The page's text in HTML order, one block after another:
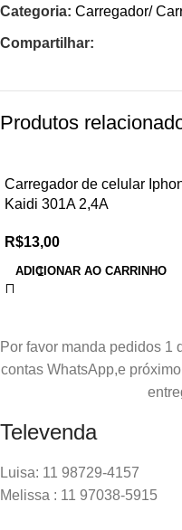
Categoria: Carregador/
Compartilhar:
Produtos
Carregador de celular
Kaidi 301A 2,4A
R$13,00
ADICIONAR AO CARRINHO
Por favor manda pedidos 1
contas WhatsApp,e
Televenda
Luisa: 11 98729-4157
Melissa : 11 97038-5915